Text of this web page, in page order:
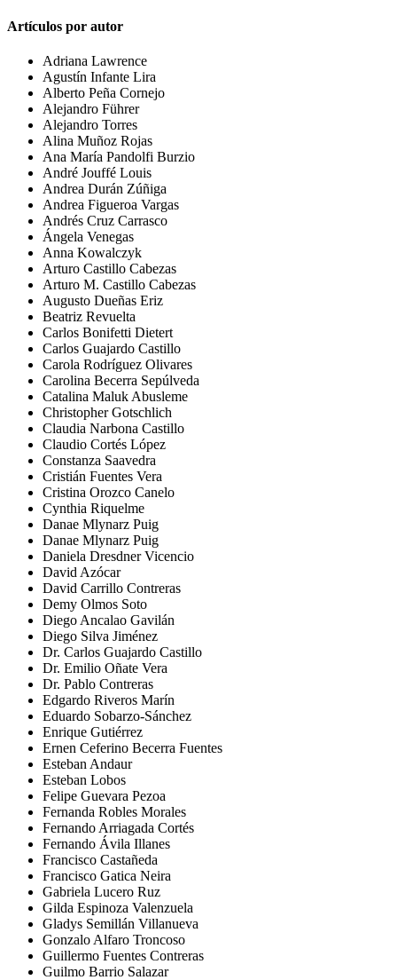
Artículos por autor
Adriana Lawrence
Agustín Infante Lira
Alberto Peña Cornejo
Alejandro Führer
Alejandro Torres
Alina Muñoz Rojas
Ana María Pandolfi Burzio
André Jouffé Louis
Andrea Durán Zúñiga
Andrea Figueroa Vargas
Andrés Cruz Carrasco
Ángela Venegas
Anna Kowalczyk
Arturo Castillo Cabezas
Arturo M. Castillo Cabezas
Augusto Dueñas Eriz
Beatriz Revuelta
Carlos Bonifetti Dietert
Carlos Guajardo Castillo
Carola Rodríguez Olivares
Carolina Becerra Sepúlveda
Catalina Maluk Abusleme
Christopher Gotschlich
Claudia Narbona Castillo
Claudio Cortés López
Constanza Saavedra
Cristián Fuentes Vera
Cristina Orozco Canelo
Cynthia Riquelme
Danae Mlynarz Puig
Danae Mlynarz Puig
Daniela Dresdner Vicencio
David Azócar
David Carrillo Contreras
Demy Olmos Soto
Diego Ancalao Gavilán
Diego Silva Jiménez
Dr. Carlos Guajardo Castillo
Dr. Emilio Oñate Vera
Dr. Pablo Contreras
Edgardo Riveros Marín
Eduardo Sobarzo-Sánchez
Enrique Gutiérrez
Ernen Ceferino Becerra Fuentes
Esteban Andaur
Esteban Lobos
Felipe Guevara Pezoa
Fernanda Robles Morales
Fernando Arriagada Cortés
Fernando Ávila Illanes
Francisco Castañeda
Francisco Gatica Neira
Gabriela Lucero Ruz
Gilda Espinoza Valenzuela
Gladys Semillán Villanueva
Gonzalo Alfaro Troncoso
Guillermo Fuentes Contreras
Guilmo Barrio Salazar